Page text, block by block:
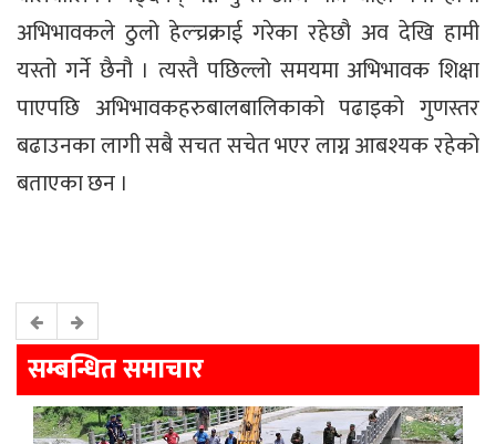
अभिभावकले ठुलो हेल्च्रक्राई गरेका रहेछौ अव देखि हामी
यस्तो गर्ने छैनौ । त्यस्तै पछिल्लो समयमा अभिभावक शिक्षा
पाएपछि अभिभावकहरुबालबालिकाको पढाइको गुणस्तर
बढाउनका लागी सबै सचत सचेत भएर लाग्न आबश्यक रहेको
बताएका छन ।
सम्बन्धित समाचार